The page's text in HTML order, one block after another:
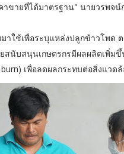
าขายที่ได้มาตรฐาน" นายวรพจน์
ใช้เพื่อระบุแหล่งปลูกข้าวโพด ต
สนับสนุนเกษตรกรมีผลผลิตเพิ่ม
เพื่อลดผลกระทบต่อสิ่งแวด